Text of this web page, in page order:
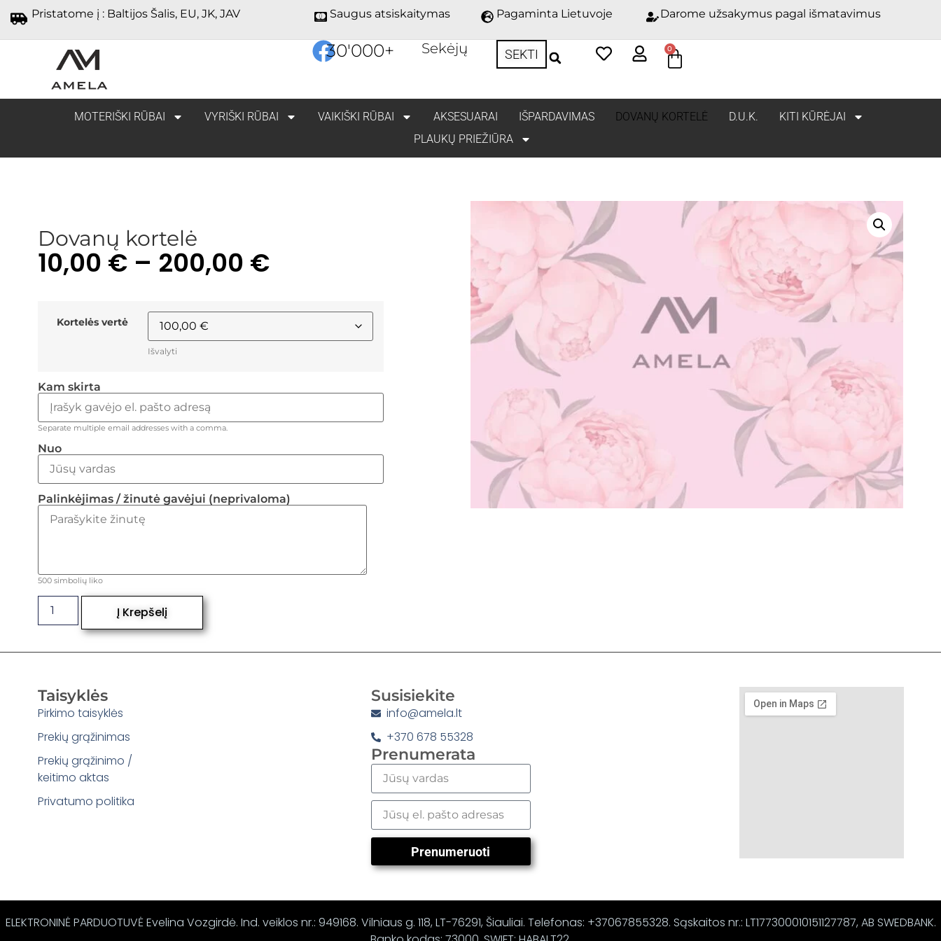
Pristatome į : Baltijos Šalis, EU, JK, JAV Saugus atsiskaitymas Pagaminta Lietuvoje Darome užsakymus pagal išmatavimus
30'000+ Sekėjų SEKTI 0
MOTERIŠKI RŪBAI VYRIŠKI RŪBAI VAIKIŠKI RŪBAI AKSESUARAI IŠPARDAVIMAS DOVANŲ KORTELĖ D.U.K.
KITI KŪRĖJAI
PLAUKŲ PRIEŽIŪRA
Dovanų kortelė
10,00 € – 200,00 €
Kortelės vertė
Išvalyti
Kam skirta
Separate multiple email addresses with a comma.
Nuo
Palinkėjimas / žinutė gavėjui (neprivaloma)
500simbolių liko
Į Krepšelį
Taisyklės
Pirkimo taisyklės
Prekių grąžinimas
Prekių grąžinimo /
keitimo aktas
Privatumo politika
Susisiekite
info@amela.lt
+370 678 55328
Prenumerata
Prenumeruoti
ELEKTRONINĖ PARDUOTUVĖ Evelina Vozgirdė. Ind. veiklos nr.: 949168. Vilniaus g. 118, LT-76291, Šiauliai. Telefonas: +37067855328. Sąskaitos nr.: LT177300010151127787, AB SWEDBANK.